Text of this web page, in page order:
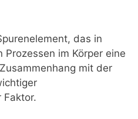
das in
im Körper eine
mit der
Faktor.